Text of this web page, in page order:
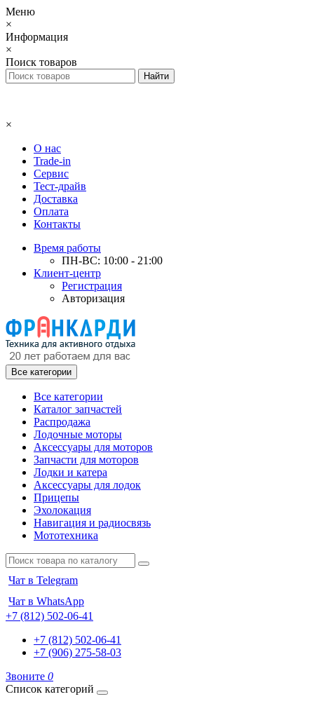
Меню
×
Информация
×
Поиск товаров
×
О нас
Trade-in
Сервис
Тест-драйв
Доставка
Оплата
Контакты
Время работы
ПН-ВС: 10:00 - 21:00
Клиент-центр
Регистрация
Авторизация
Все категории
Все категории
Каталог запчастей
Распродажа
Лодочные моторы
Аксессуары для моторов
Запчасти для моторов
Лодки и катера
Аксессуары для лодок
Прицепы
Эхолокация
Навигация и радиосвязь
Мототехника
Чат в Telegram
Чат в WhatsApp
+7 (812) 502-06-41
+7 (812) 502-06-41
+7 (906) 275-58-03
Звоните 0
Список категорий